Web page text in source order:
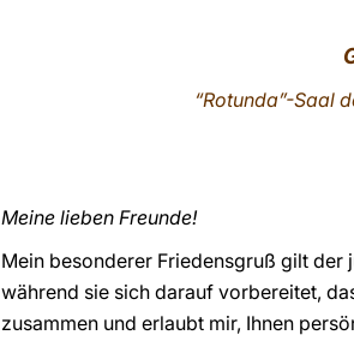
“Rotunda”-Saal
Meine lieben Freunde!
Mein besonderer Friedensgruß gilt der
während sie sich darauf vorbereitet,
zusammen und erlaubt mir, Ihnen